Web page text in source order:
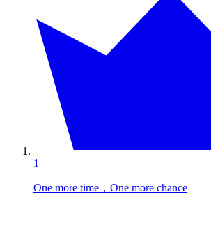
1
One more time，One more chance